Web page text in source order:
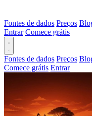
Fontes de dados Preços
Entrar Comece grátis
Fontes de dados Preços
Comece grátis Entrar